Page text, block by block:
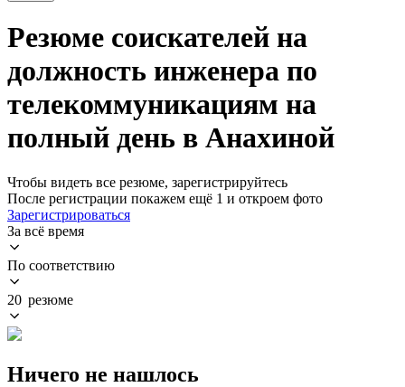
Резюме соискателей на
должность инженера по
телекоммуникациям на
полный день в Анахиной
Чтобы видеть все резюме, зарегистрируйтесь
После регистрации покажем ещё 1 и откроем фото
Зарегистрироваться
За всё время
По соответствию
20 резюме
Ничего не нашлось